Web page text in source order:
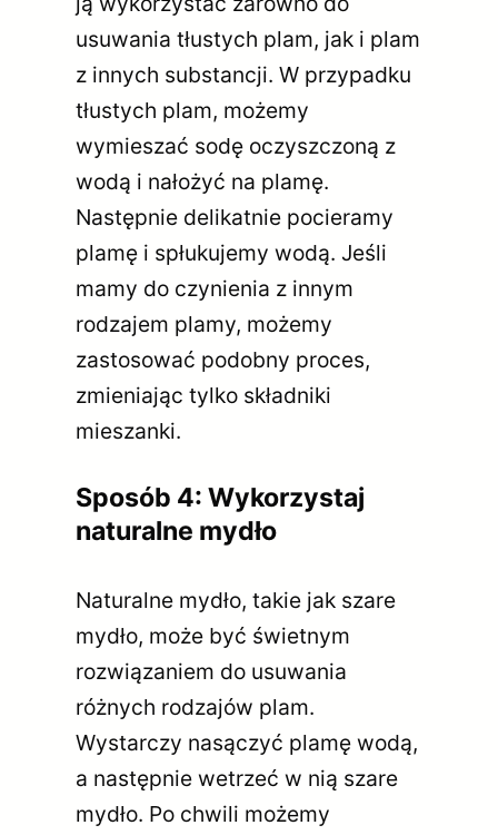
usuwania tłustych plam, jak i plam
z innych substancji. W przypadku
tłustych plam, możemy
wymieszać sodę oczyszczoną z
wodą i nałożyć na plamę.
Następnie delikatnie pocieramy
plamę i spłukujemy wodą. Jeśli
mamy do czynienia z innym
rodzajem plamy, możemy
zastosować podobny proces,
zmieniając tylko składniki
mieszanki.
Sposób 4: Wykorzystaj
naturalne mydło
Naturalne mydło, takie jak szare
mydło, może być świetnym
rozwiązaniem do usuwania
różnych rodzajów plam.
Wystarczy nasączyć plamę wodą,
a następnie wetrzeć w nią szare
mydło. Po chwili możemy